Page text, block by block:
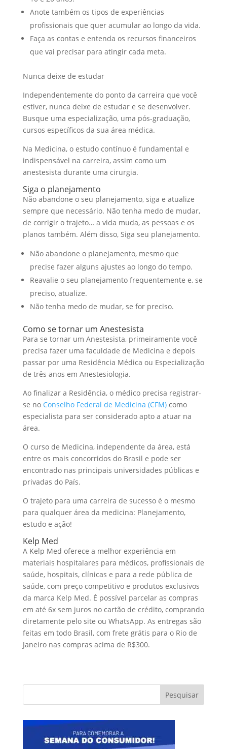
Anote também os tipos de experiências
profissionais que quer acumular ao longo da vida.
Faça as contas e entenda os recursos financeiros
que vai precisar para atingir cada meta.
Nunca deixe de estudar
Independentemente do ponto da carreira que você
estiver, nunca deixe de estudar e se desenvolver.
Busque uma especialização, uma pós-graduação,
cursos específicos da sua área médica.
Na Medicina, o estudo contínuo é fundamental e
indispensável na carreira, assim como um
anestesista durante uma cirurgia.
Siga o planejamento
Não abandone o seu planejamento, siga e atualize
sempre que necessário. Não tenha medo de mudar,
de corrigir o trajeto… a vida muda, as pessoas e os
planos também. Além disso, Siga seu planejamento.
Não abandone o planejamento, mesmo que
precise fazer alguns ajustes ao longo do tempo.
Reavalie o seu planejamento frequentemente e, se
preciso, atualize.
Não tenha medo de mudar, se for preciso.
Como se tornar um Anestesista
Para se tornar um Anestesista, primeiramente você
precisa fazer uma faculdade de Medicina e depois
passar por uma Residência Médica ou Especialização
de três anos em Anestesiologia.
Ao finalizar a Residência, o médico precisa registrar-
se no Conselho Federal de Medicina (CFM)como
especialista para ser considerado apto a atuar na
área.
O curso de Medicina, independente da área, está
entre os mais concorridos do Brasil e pode ser
encontrado nas principais universidades públicas e
privadas do País.
O trajeto para uma carreira de sucesso é o mesmo
para qualquer área da medicina: Planejamento,
estudo e ação!
Kelp Med
A Kelp Med oferece a melhor experiência em
materiais hospitalares para médicos, profissionais de
saúde, hospitais, clínicas e para a rede pública de
saúde, com preço competitivo e produtos exclusivos
da marca Kelp Med. É possível parcelar as compras
em até 6x sem juros no cartão de crédito, comprando
diretamente pelo site ou WhatsApp. As entregas são
feitas em todo Brasil, com frete grátis para o Rio de
Janeiro nas compras acima de R$300.